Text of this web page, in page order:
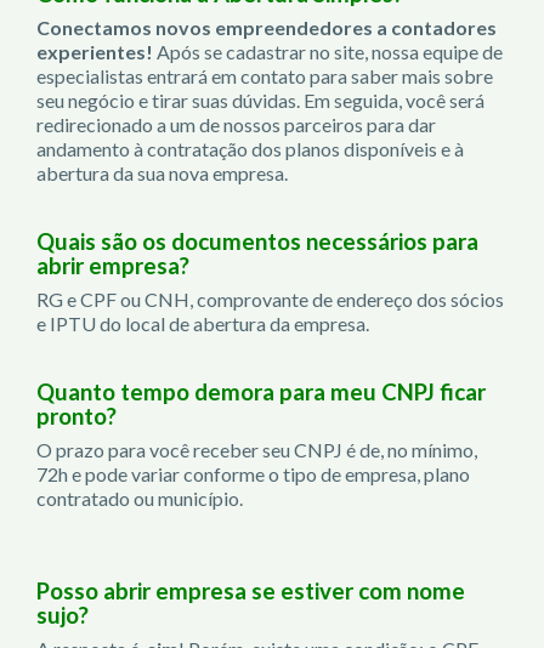
Conectamos novos empreendedores a contadores
experientes! Após se cadastrar no site, nossa equipe de
especialistas entrará em contato para saber mais sobre
seu negócio e tirar suas dúvidas. Em seguida, você será
redirecionado a um de nossos parceiros para dar
andamento à contratação dos planos disponíveis e à
abertura da sua nova empresa.
Quais são os documentos necessários para
abrir empresa?
RG e CPF ou CNH, comprovante de endereço dos sócios
e IPTU do local de abertura da empresa.
Quanto tempo demora para meu CNPJ ficar
pronto?
O prazo para você receber seu CNPJ é de, no mínimo,
72h e pode variar conforme o tipo de empresa, plano
contratado ou município.
Posso abrir empresa se estiver com nome
sujo?